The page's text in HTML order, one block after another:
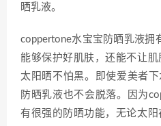
晒乳液。
coppertone水宝宝防晒乳液拥
能够保护好肌肤，还能不让
太阳晒不怕黑。即使爱美者
防晒乳液也不会脱落。因为
有很强的防晒功能，无论太